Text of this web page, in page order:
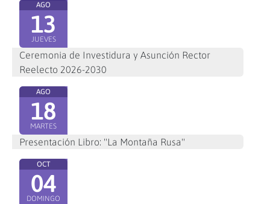
AGO
13
JUEVES
Ceremonia de Investidura y Asunción Rector
Reelecto 2026-2030
AGO
18
MARTES
Presentación Libro: "La Montaña Rusa"
OCT
04
DOMINGO